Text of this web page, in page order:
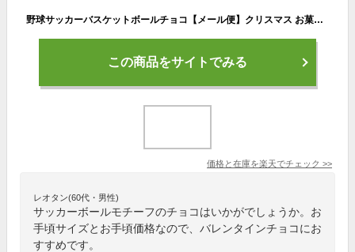
野球サッカーバスケットボールチョコ【メール便】クリスマス お菓子 チョコレート プチギフト 男子 男の子 子供 こども スポーツ クラブ 部活 小学生 中学生 ありがとう お返し お礼 300円 400円 卒部 記念品 サッカー部野球部バスケ部 スポ少 おめでとう 引退 卒対
この商品をサイトでみる
価格と在庫を楽天でチェック >>
レオタン(60代・男性)
サッカーボールモチーフのチョコはいかがでしょうか。お
手頃サイズとお手頃価格なので、バレンタインチョコにお
すすめです。